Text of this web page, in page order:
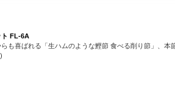
ト FL-6A
らも喜ばれる「生ハムのような鰹節 食べる削り節」、